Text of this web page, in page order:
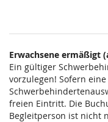
Erwachsene ermäßigt
Ein gültiger
vorzulegen! Sofern
freien Eintritt. Die
Begleitperson ist nicht